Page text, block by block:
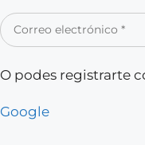
O podes registrarte
Google